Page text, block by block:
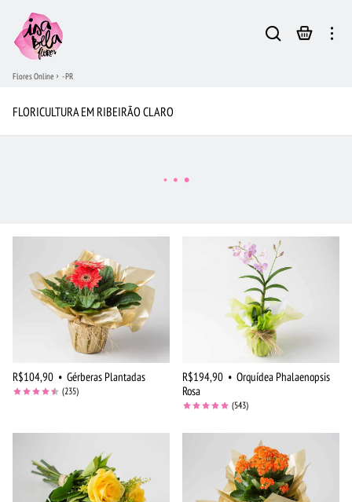
Flores Online - PR
FLORICULTURA EM RIBEIRÃO CLARO
R$104,90 • Gérberas Plantadas
(235)
R$194,90 • Orquídea Phalaenopsis
Rosa
(543)